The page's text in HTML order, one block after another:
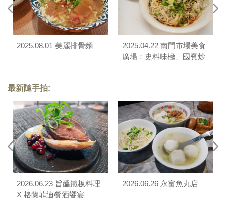
2025.08.01 美麗排骨麵
2025.04.22 南門市場美食
廣場：史料味極、國賓炒
最新隨手拍:
2026.06.23 旨醞鐵板料理
X 格蘭菲迪餐酒饗宴
2026.06.26 永富魚丸店